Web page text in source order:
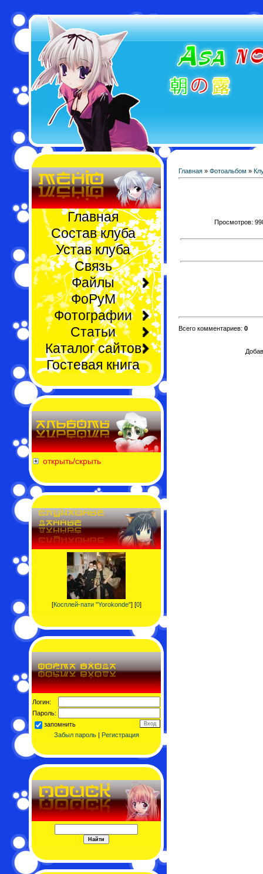
Главная
Состав клуба
Устав клуба
Связь
Файлы
ФоРуМ
Фотографии
Статьи
Каталог сайтов
Гостевая книга
открыть/скрыть
[Косплей-пати "Yorokonde"] [0]
Логин:
Пароль:
запомнить
Забыл пароль| Регистрация
Главная » Фотоальбом »
Просмотров:
Всего комментариев: 0